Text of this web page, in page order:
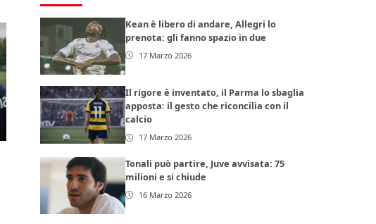
Kean è libero di andare, Allegri lo
prenota: gli fanno spazio in due
17 Marzo 2026
Il rigore è inventato, il Parma lo sbaglia
apposta: il gesto che riconcilia con il
calcio
17 Marzo 2026
Tonali può partire, Juve avvisata: 75
milioni e si chiude
16 Marzo 2026